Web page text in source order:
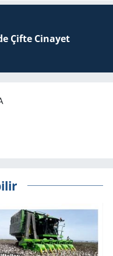
Çifte Ci­na­yet